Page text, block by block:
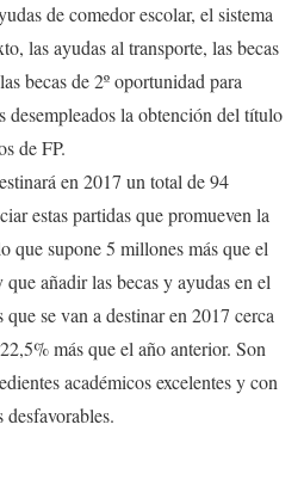
de comedor escolar, el sistema
las ayudas al transporte, las becas
becas de 2º oportunidad para
desempleados la obtención del título
de FP.
en 2017 un total de 94
estas partidas que promueven la
que supone 5 millones más que el
añadir las becas y ayudas en el
se van a destinar en 2017 cerca
más que el año anterior. Son
académicos excelentes y con